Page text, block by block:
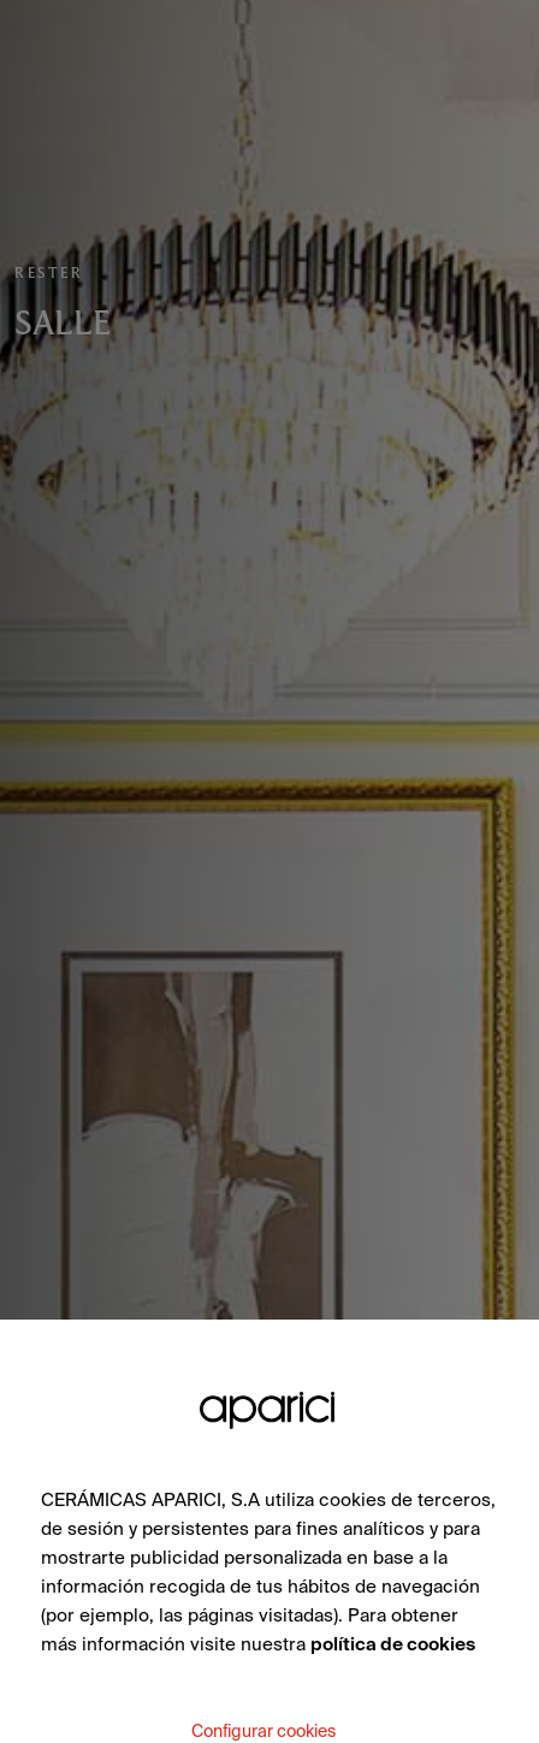
RESTER
SALLE
CERÁMICAS APARICI, S.A utiliza cookies de terceros,
de sesión y persistentes para fines analíticos y para
mostrarte publicidad personalizada en base a la
información recogida de tus hábitos de navegación
(por ejemplo, las páginas visitadas). Para obtener
más información visite nuestra política de cookies
Configurar cookies